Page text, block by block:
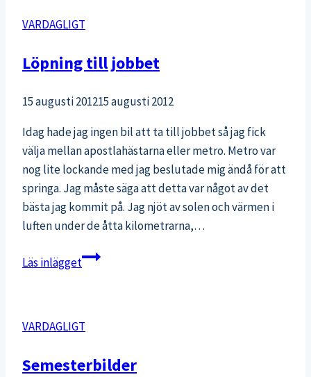
+
bästa
VARDAGLIGT
Löpning till jobbet
15 augusti 201215 augusti 2012
Idag hade jag ingen bil att ta till jobbet så jag fick
välja mellan apostlahästarna eller metro. Metro var
nog lite lockande med jag beslutade mig ändå för att
springa. Jag måste säga att detta var något av det
bästa jag kommit på. Jag njöt av solen och värmen i
luften under de åtta kilometrarna,…
Läs inläggetLöpning
VARDAGLIGT
Semesterbilder